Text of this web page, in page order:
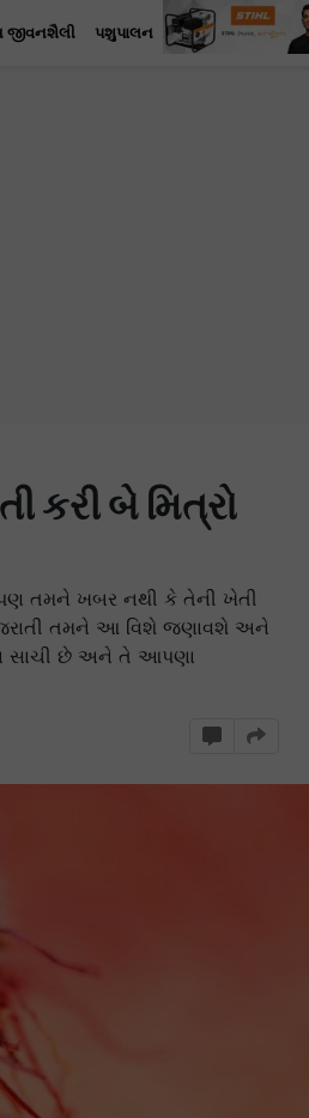
જીવનશૈલી પશુપાલન
કરી બે મિત્રો
પણ તમને ખબર નથી કે તેની ખેતી
તમને આ વિશે જણાવશે અને
સાચી છે અને તે આપણા